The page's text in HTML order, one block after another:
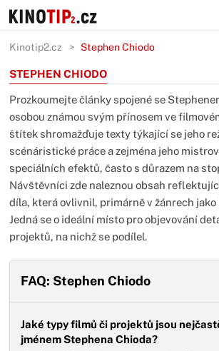
Kinotip2.cz Stephen Chiodo
STEPHEN CHIODO
Prozkoumejte články spojené se
osobou známou svým přínosem ve
štítek shromažďuje texty týkající se jeho
scénáristické práce a zejména jeho
speciálních efektů, často s důrazem na
Návštěvníci zde naleznou obsah
díla, která ovlivnil, primárně v žánrech
Jedná se o ideální místo pro objevování
projektů, na nichž se podílel.
FAQ: Stephen Chiodo
Jaké typy filmů či projektů jsou
jménem Stephena Chioda?